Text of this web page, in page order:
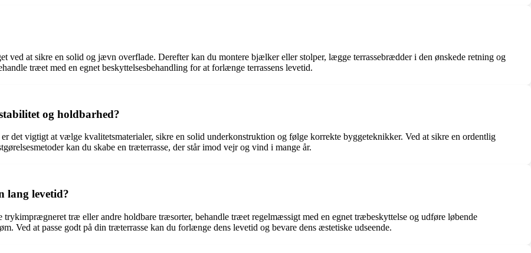
ved at sikre en solid og jævn overflade. Derefter kan du montere bjælker eller stolper, lægge terrassebrædder i den ønskede retning og
træet med en egnet beskyttelsesbehandling for at forlænge terrassens levetid.
og holdbarhed?
det vigtigt at vælge kvalitetsmaterialer, sikre en solid underkonstruktion og følge korrekte byggeteknikker. Ved at sikre en ordentlig
kan du skabe en træterrasse, der står imod vejr og vind i mange år.
lang levetid?
træ eller andre holdbare træsorter, behandle træet regelmæssigt med en egnet træbeskyttelse og udføre løbende
Ved at passe godt på din træterrasse kan du forlænge dens levetid og bevare dens æstetiske udseende.